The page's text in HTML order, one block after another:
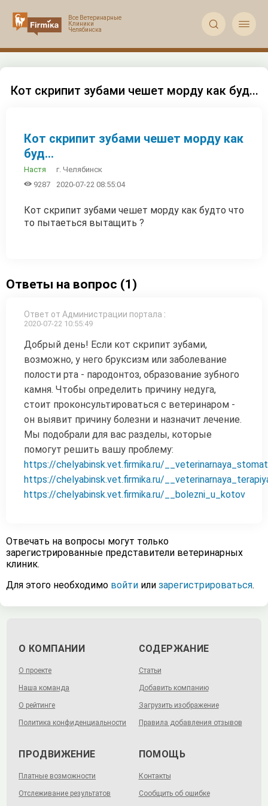
 
Кот скрипит зубами чешет морду как буд...
Кот скрипит зубами чешет морду как
буд...
Настя г. Челябинск
 9287 2020-07-22 08:55:04
Кот скрипит зубами чешет морду как будто что
то пытаеться вытащить ?
Ответы на вопрос (1)
Ответ от Администрации портала :
2020-07-22 10:55:49
Добрый день! Если кот скрипит зубами,
возможно, у него бруксизм или заболевание
полости рта - пародонтоз, образование зубного
камня. Чтобы определить причину недуга,
стоит проконсультироваться с ветеринаром -
он выявит причину болезни и назначит лечение.
Мы подобрали для вас разделы, которые
помогут решить вашу проблему:
https://chelyabinsk.vet.firmika.ru/
https://chelyabinsk.vet.firmika.ru/
https://chelyabinsk.vet.firmika.ru/__bolezni_u_kotov
Отвечать на вопросы могут только
зарегистрированные представители ветеринарных
клиник.
Для этого необходимо войти или зарегистрироваться.
О КОМПАНИИ
О проекте
Наша команда
О рейтинге
Политика конфиденциальности
СОДЕРЖАНИЕ
Статьи
Добавить компанию
Загрузить изображение
Правила добавления отзывов
ПРОДВИЖЕНИЕ
Платные возможности
Отслеживание результатов
ПОМОЩЬ
Контакты
Сообщить об ошибке